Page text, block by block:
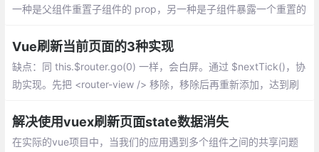
一种是父组件重置子组件的 prop，另一种是子组件暴露一个重置的
Vue刷新当前页面的3种实现
缺点：同 this.$router.go(0) 一样，会白屏。通过 $nextTick()，协
助实现。先把 <router-view /> 移除，移除后再重新添加，达到刷
解决使用vuex刷新页面state数据消失
在实际的vue项目中，当我们的应用遇到多个组件之间的共享问题